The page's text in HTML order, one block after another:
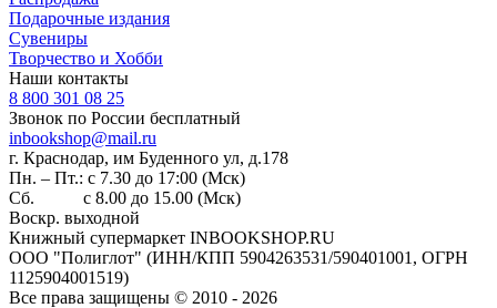
Подарочные издания
Сувениры
Творчество и Хобби
Наши контакты
8 800 301 08 25
Звонок по России бесплатный
inbookshop@mail.ru
г. Краснодар, им Буденного ул, д.178
Пн. – Пт.: с 7.30 до 17:00 (Мск)
Сб. с 8.00 до 15.00 (Мск)
Воскр. выходной
Книжный супермаркет INBOOKSHOP.RU
ООО "Полиглот" (ИНН/КПП 5904263531/590401001, ОГРН
1125904001519)
Все права защищены © 2010 - 2026